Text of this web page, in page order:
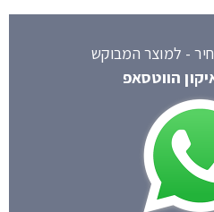
- למוצר המבוקש
הווטסאפ